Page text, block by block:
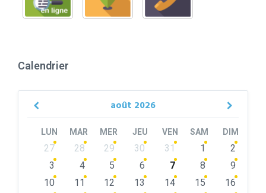
Calendrier
août 2026
Previous
LUN MAR MER JEU VEN SAM DIM
Skip
calendar
27 28 29 30 31 1
2
3
4 5 6 7 8
9
10
11 12 13 14 15
16